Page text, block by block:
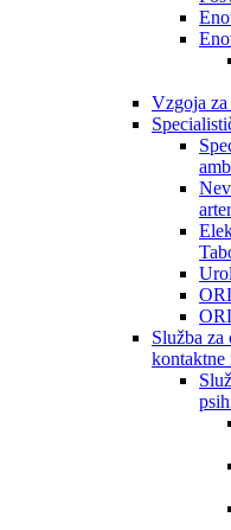
Vzgoja
Služba
kontaktne